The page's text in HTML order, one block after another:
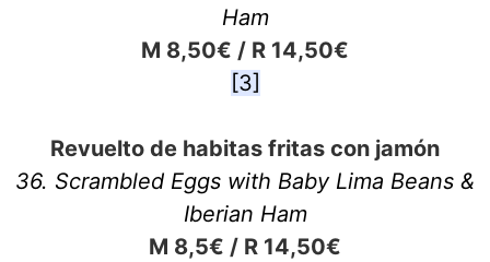
Ham
M 8,50€ / R 14,50€
[3]
Revuelto de habitas fritas con jamón
36. Scrambled Eggs with Baby Lima Beans &
Iberian Ham
M 8,5€ / R 14,50€